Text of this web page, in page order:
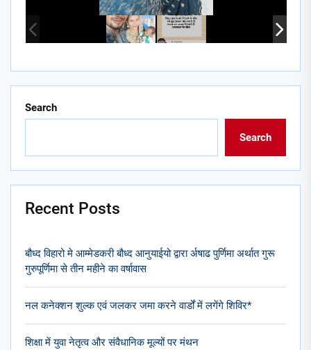
Search
Search
Recent Posts
बौध्द विहारो मे आम्मेडकरी बौध्द आनुयाईयो द्वारा र्अषाढ पुर्णिमा अर्थात गुरू
गुरुपूर्णिमा से तीन महीने का वर्षावास
नल कनेक्शन शुल्क एवं जलकर जमा करने वार्डों में लगेंगे शिविर*
शिक्षा में युवा नेतृत्व और संवैधानिक मूल्यों पर मंथन